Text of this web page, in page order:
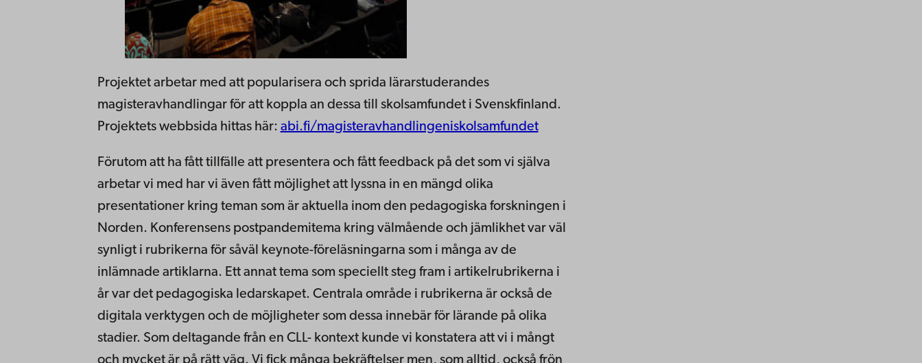
Projektet arbetar med att popularisera och sprida lärarstuderandes
magisteravhandlingar för att koppla an dessa till skolsamfundet i Svenskfinland.
Projektets webbsida hittas här: abi.fi/magisteravhandlingeniskolsamfundet
Förutom att ha fått tillfälle att presentera och fått feedback på det som vi själva
arbetar vi med har vi även fått möjlighet att lyssna in en mängd olika
presentationer kring teman som är aktuella inom den pedagogiska forskningen i
Norden. Konferensens postpandemitema kring välmående och jämlikhet var väl
synligt i rubrikerna för såväl keynote-föreläsningarna som i många av de
inlämnade artiklarna. Ett annat tema som speciellt steg fram i artikelrubrikerna i
år var det pedagogiska ledarskapet. Centrala område i rubrikerna är också de
digitala verktygen och de möjligheter som dessa innebär för lärande på olika
stadier. Som deltagande från en CLL- kontext kunde vi konstatera att vi i mångt
och mycket är på rätt väg. Vi fick många bekräftelser men, som alltid, också frön